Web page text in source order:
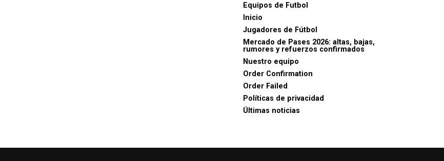
Equipos de Futbol
Inicio
Jugadores de Fútbol
Mercado de Pases 2026: altas, bajas,
rumores y refuerzos confirmados
Nuestro equipo
Order Confirmation
Order Failed
Políticas de privacidad
Últimas noticias